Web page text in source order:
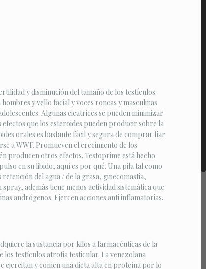
y disminución del tamaño de los testículos.
y vello facial y voces roncas y masculinas
Algunas cicatrices se pueden minimizar
que los esteroides pueden producir sobre la
orales es bastante fácil y segura de comprar fiar
a WWF. Promueven el crecimiento de los
producen otros efectos. Testoprime está hecho
en su libido, aquí es por qué. Una pila tal como
del agua / de la grasa, ginecomastia,
además tiene menos actividad sistemática que
andrógenos. Ejercen acciones anti inflamatorias.
la sustancia por kilos a farmacéuticas de la
los testículos atrofia testicular. La venezolana
ejercitan y comen una dieta alta en proteína por lo